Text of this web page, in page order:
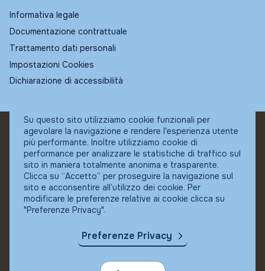
Informativa legale
Documentazione contrattuale
Trattamento dati personali
Impostazioni Cookies
Dichiarazione di accessibilità
© Fundstore
Collocatore autorizzato:
Banca Ifigest SpA
P.Iva: 04337180485
Su questo sito utilizziamo cookie funzionali per
agevolare la navigazione e rendere l'esperienza utente
più performante. Inoltre utilizziamo cookie di
performance per analizzare le statistiche di traffico sul
sito in maniera totalmente anonima e trasparente.
Clicca su “Accetto” per proseguire la navigazione sul
sito e acconsentire all’utilizzo dei cookie. Per
modificare le preferenze relative ai cookie clicca su
"Preferenze Privacy".
Preferenze Privacy